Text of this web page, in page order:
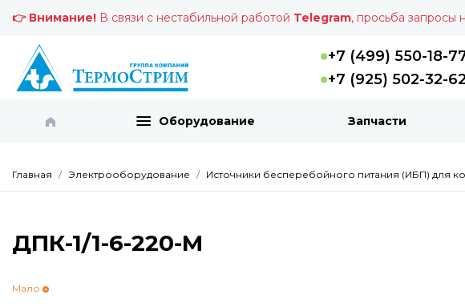
👉 Внимание! В связи с нестабильной работой Telegram, просьба запросы
+7 (499) 550-18-
+7 (925) 502-32-62
Оборудование Запчасти
Главная Электрооборудование Источники бесперебойного питания (ИБП) для
ДПК-1/1-6-220-М
Мало